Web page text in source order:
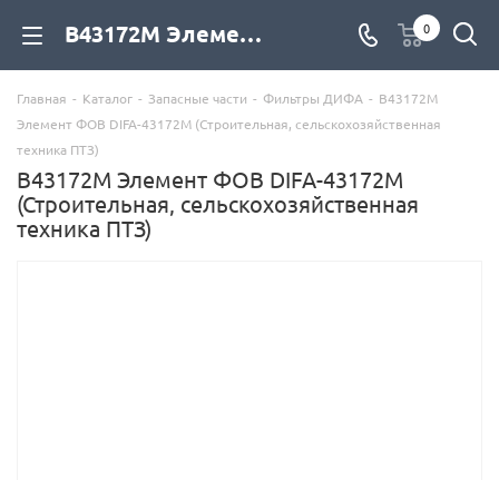
В43172М Элемент ФОВ DIFA-43172М (Строительная, сельскохозяйственная техника ПТЗ) для дизельных двигателей купить со склада с доставкой по цене официального дилера - компания Дизель Экспорт 0
Главная - Каталог - Запасные части - Фильтры ДИФА - В43172М
Элемент ФОВ DIFA-43172М (Строительная, сельскохозяйственная
техника ПТЗ)
В43172М Элемент ФОВ DIFA-43172М
(Строительная, сельскохозяйственная
техника ПТЗ)